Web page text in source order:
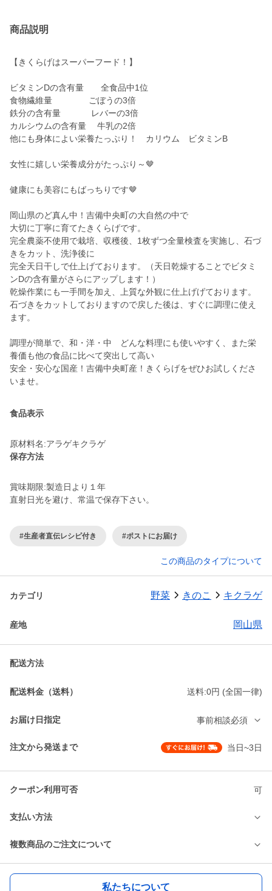
商品説明
【きくらげはスーパーフード！】
ビタミンDの含有量 全食品中1位
食物繊維量 ごぼうの3倍
鉄分の含有量 レバーの3倍
カルシウムの含有量 牛乳の2倍
他にも身体によい栄養たっぷり！ カリウム ビタミンB
女性に嬉しい栄養成分がたっぷり～🤎
健康にも美容にもばっちりです🤎
岡山県のど真ん中！吉備中央町の大自然の中で
大切に丁寧に育てたきくらげです。
完全農薬不使用で栽培、収穫後、1枚ずつ全量検査を実施し、石づ
きをカット、洗浄後に
完全天日干しで仕上げております。（天日乾燥することでビタミ
ンDの含有量がさらにアップします！）
乾燥作業にも一手間を加え、上質な外観に仕上げげております。
石づきをカットしておりますので戻した後は、すぐに調理に使え
ます。
調理が簡単で、和・洋・中 どんな料理にも使いやすく、また栄
養価も他の食品に比べて突出して高い
安全・安心な国産！吉備中央町産！きくらげをぜひお試しくださ
食品表示
原材料名:アラゲキクラゲ
保存方法
賞味期限:製造日より１年
直射日光を避け、常温で保存下さい。
#生産者直伝レシピ付き #ポストにお届け
この商品のタイプについて
カテゴリ 野菜 きのこ キクラゲ
産地 岡山県
配送方法
配送料金（送料） 送料:0円 (全国一律)
お届け日指定 事前相談必須
注文から発送まで 当日~3日
クーポン利用可否 可
支払い方法
複数商品のご注文について
私たちについて